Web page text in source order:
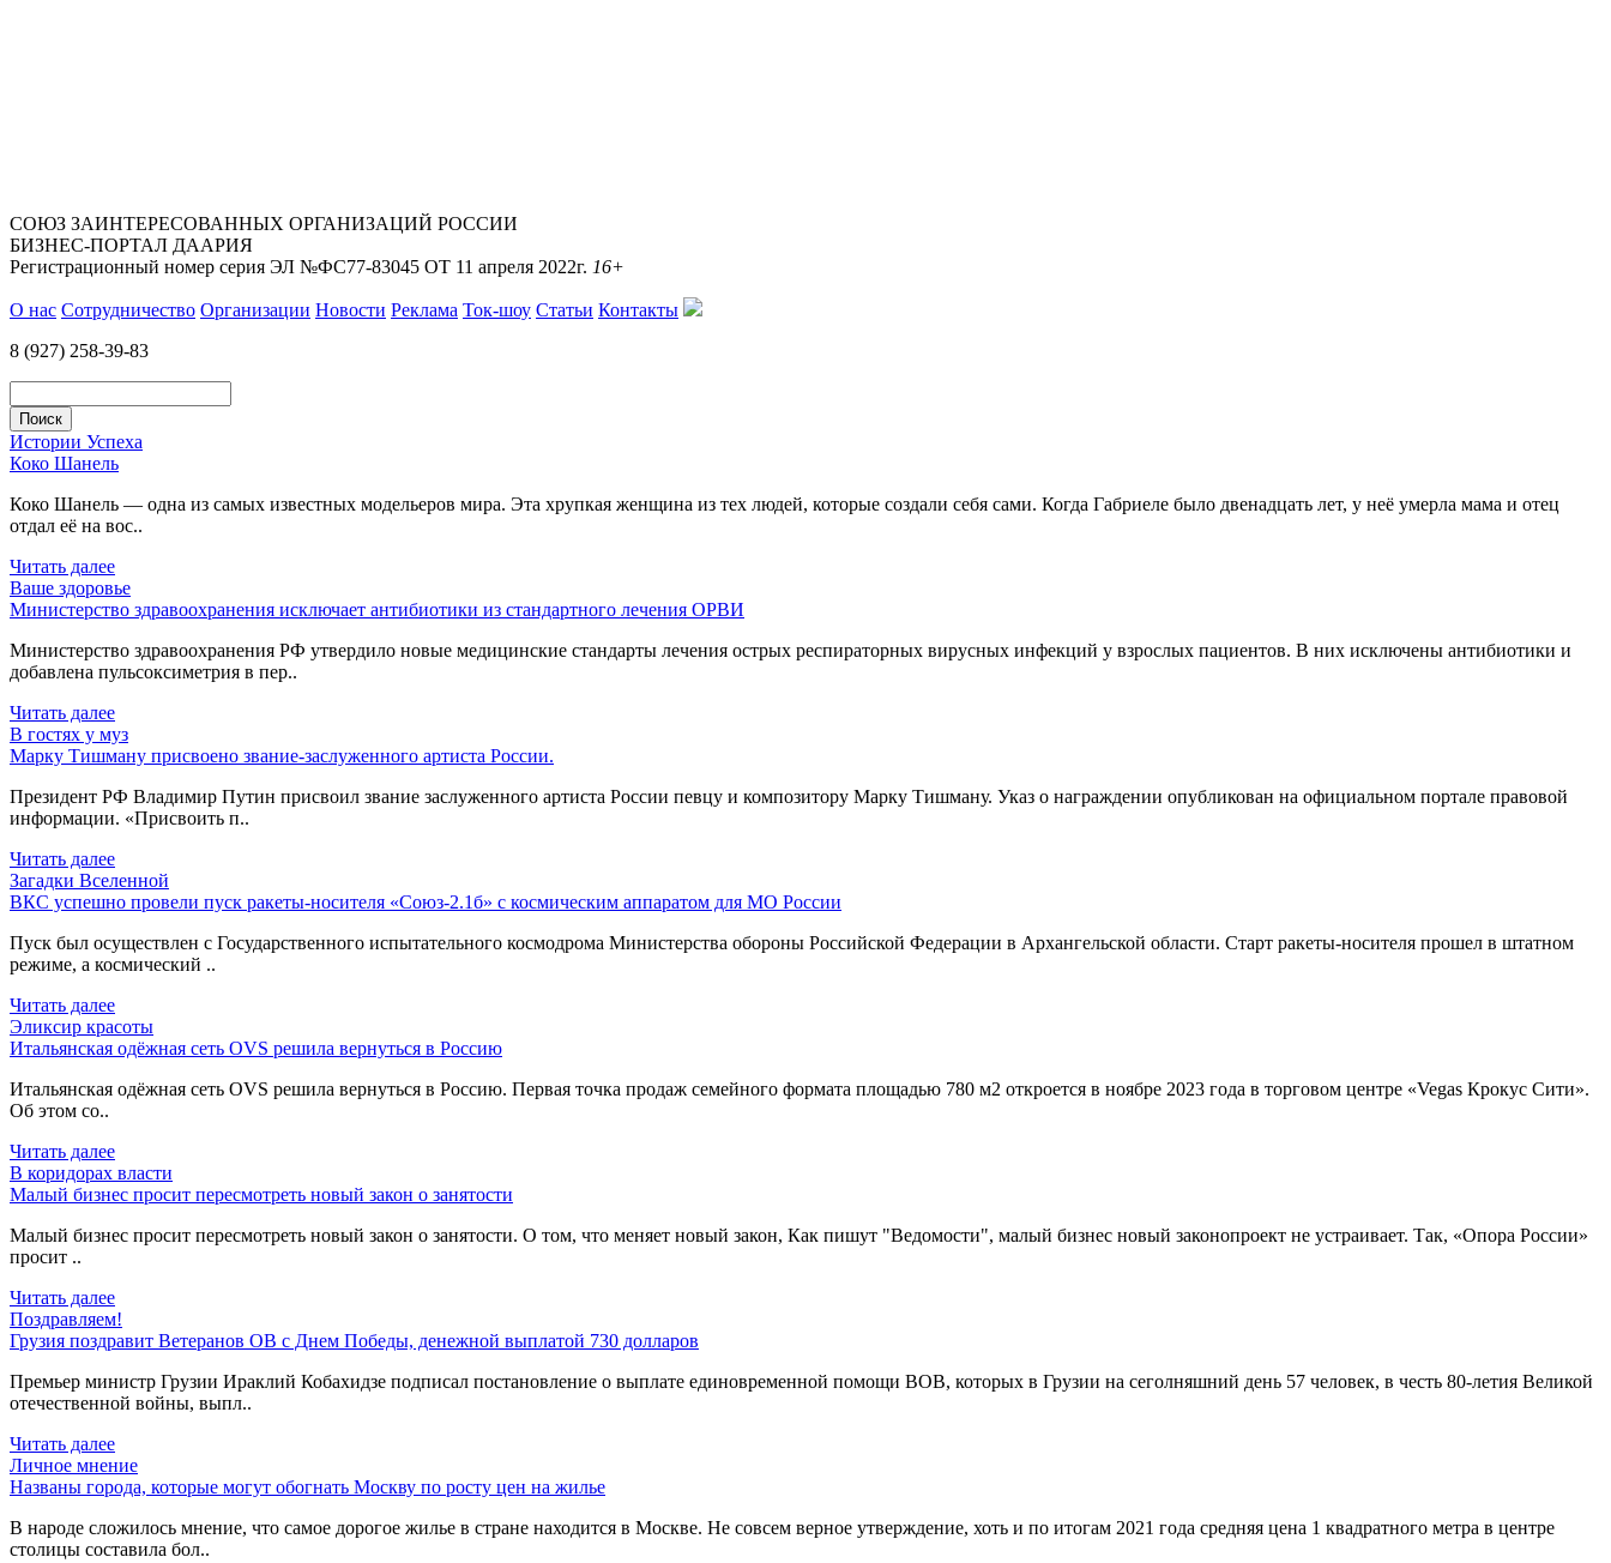
СОЮЗ ЗАИНТЕРЕСОВАННЫХ ОРГАНИЗАЦИЙ РОССИИ
БИЗНЕС-ПОРТАЛ ДААРИЯ
Регистрационный номер серия ЭЛ №ФС77-83045 ОТ 11 апреля 2022г. 16+
О нас Сотрудничество Организации Новости Реклама Ток-шоу Статьи Контакты
8 (927) 258-39-83
Истории Успеха
Коко Шанель
Коко Шанель — одна из самых известных модельеров мира. Эта хрупкая женщина из тех людей, которые создали себя сами. Когда Габриеле было двенадцать лет, у неё умерла мама и отец
отдал её на вос..
Читать далее
Ваше здоровье
Министерство здравоохранения исключает антибиотики из стандартного лечения ОРВИ
Министерство здравоохранения РФ утвердило новые медицинские стандарты лечения острых респираторных вирусных инфекций у взрослых пациентов. В них исключены антибиотики и
добавлена пульсоксиметрия в пер..
Читать далее
В гостях у муз
Марку Тишману присвоено звание-заслуженного артиста России.
Президент РФ Владимир Путин присвоил звание заслуженного артиста России певцу и композитору Марку Тишману. Указ о награждении опубликован на официальном портале правовой
информации. «Присвоить п..
Читать далее
Загадки Вселенной
ВКС успешно провели пуск ракеты-носителя «Союз-2.1б» с космическим аппаратом для МО России
Пуск был осуществлен с Государственного испытательного космодрома Министерства обороны Российской Федерации в Архангельской области. Старт ракеты-носителя прошел в штатном
режиме, а космический ..
Читать далее
Эликсир красоты
Итальянская одёжная сеть OVS решила вернуться в Россию
Итальянская одёжная сеть OVS решила вернуться в Россию. Первая точка продаж семейного формата площадью 780 м2 откроется в ноябре 2023 года в торговом центре «Vegas Крокус Сити».
Об этом со..
Читать далее
В коридорах власти
Малый бизнес просит пересмотреть новый закон о занятости
Малый бизнес просит пересмотреть новый закон о занятости. О том, что меняет новый закон, Как пишут "Ведомости", малый бизнес новый законопроект не устраивает. Так, «Опора России»
просит ..
Читать далее
Поздравляем!
Грузия поздравит Ветеранов ОВ с Днем Победы, денежной выплатой 730 долларов
Премьер министр Грузии Ираклий Кобахидзе подписал постановление о выплате единовременной помощи ВОВ, которых в Грузии на сеголняшний день 57 человек, в честь 80-летия Великой
отечественной войны, выпл..
Читать далее
Личное мнение
Названы города, которые могут обогнать Москву по росту цен на жилье
В народе сложилось мнение, что самое дорогое жилье в стране находится в Москве. Не совсем верное утверждение, хоть и по итогам 2021 года средняя цена 1 квадратного метра в центре
столицы составила бол..